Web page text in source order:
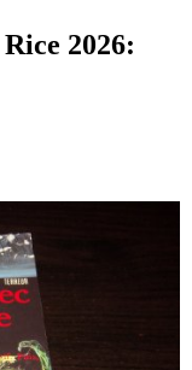
2026: